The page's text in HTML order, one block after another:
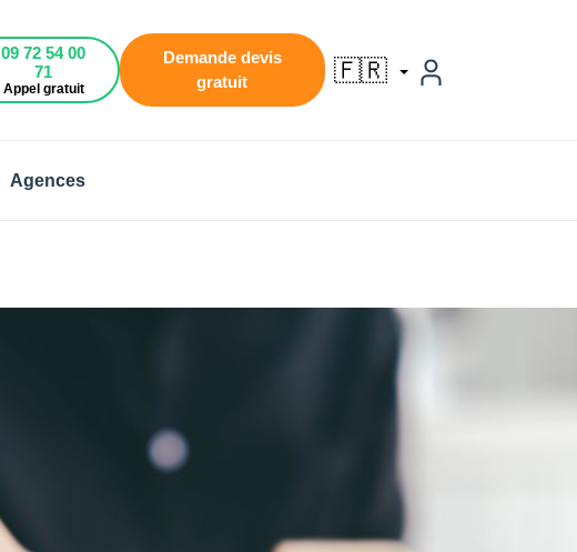
09 72 54 00
71
Appel gratuit
Demande devis
gratuit
🇫🇷
Agences